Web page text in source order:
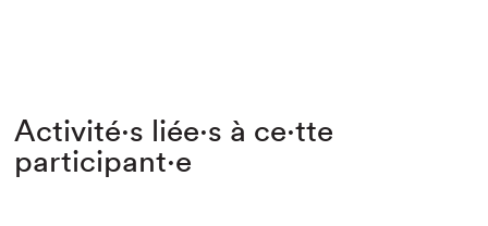
Activité⋅s liée⋅s à ce⋅tte
participant⋅e